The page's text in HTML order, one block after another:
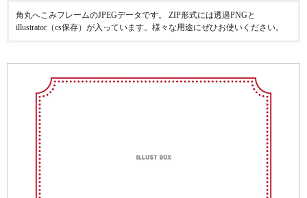
角丸へこみフレームのJPEGデータです。 ZIP形式には透過PNGと
illustrator（cs保存）が入っています。様々な用途にぜひお使いください。